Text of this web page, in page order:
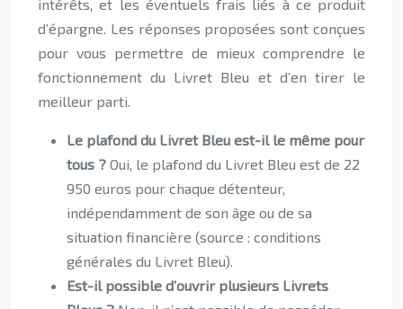
intérêts, et les éventuels frais liés à ce produit
d’épargne. Les réponses proposées sont conçues
pour vous permettre de mieux comprendre le
fonctionnement du Livret Bleu et d’en tirer le
meilleur parti.
Le plafond du Livret Bleu est-il le même pour
tous ? Oui, le plafond du Livret Bleu est de 22
950 euros pour chaque détenteur,
indépendamment de son âge ou de sa
situation financière (source : conditions
générales du Livret Bleu).
Est-il possible d’ouvrir plusieurs Livrets